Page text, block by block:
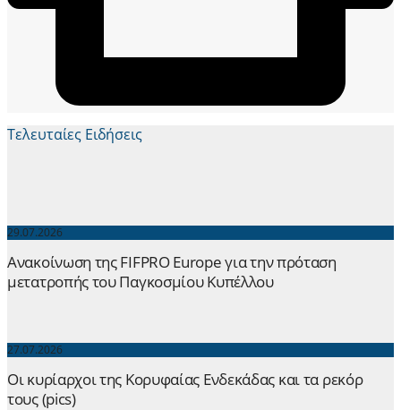
Τελευταίες Ειδήσεις
29.07.2026
Ανακοίνωση της FIFPRO Europe για την πρόταση
μετατροπής του Παγκοσμίου Κυπέλλου
27.07.2026
Οι κυρίαρχοι της Κορυφαίας Ενδεκάδας και τα ρεκόρ
τους (pics)